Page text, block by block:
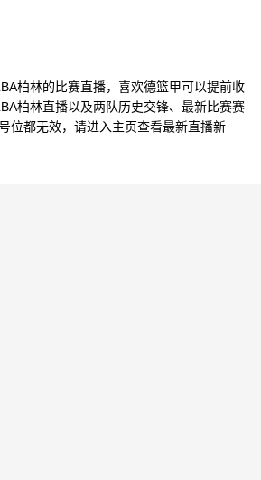
柏林的比赛直播，喜欢德篮甲可以提前收
柏林直播以及两队历史交锋、最新比赛赛
位都无效，请进入主页查看最新直播新